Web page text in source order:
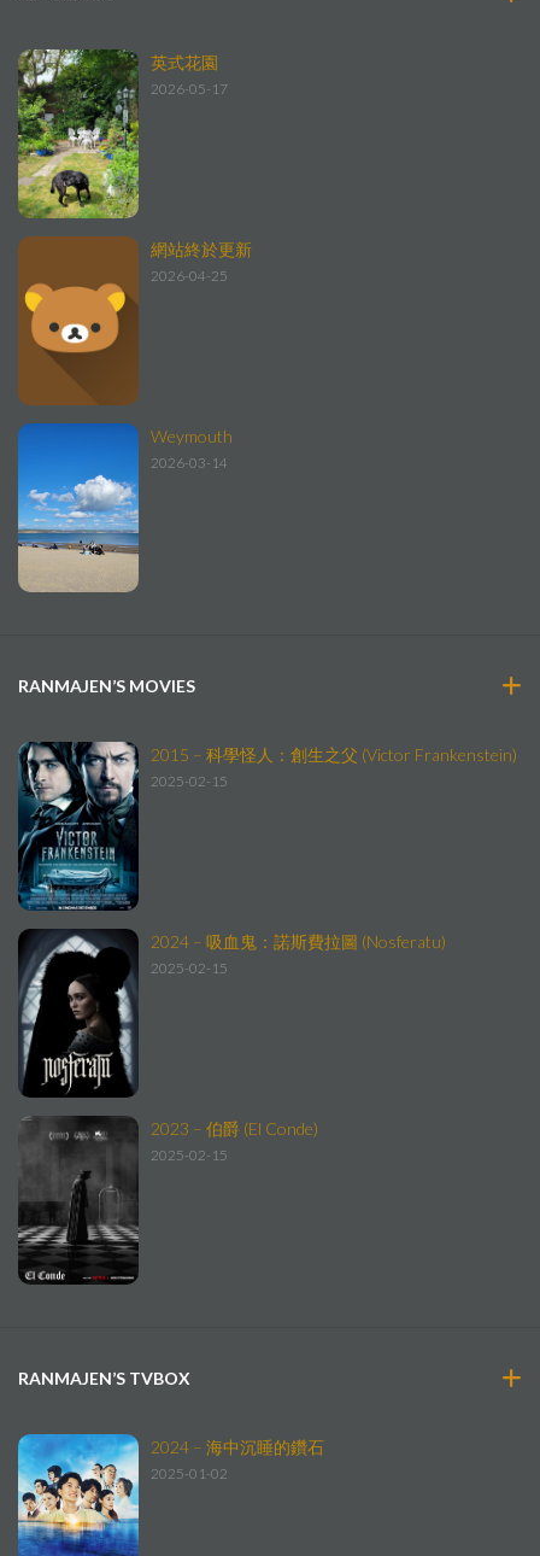
英式花園
2026-05-17
網站終於更新
2026-04-25
Weymouth
2026-03-14
RANMAJEN’S MOVIES
2015 – 科學怪人：創生之父 (Victor Frankenstein)
2025-02-15
2024 – 吸血鬼：諾斯費拉圖 (Nosferatu)
2025-02-15
2023 – 伯爵 (El Conde)
2025-02-15
RANMAJEN’S TVBOX
2024 – 海中沉睡的鑽石
2025-01-02